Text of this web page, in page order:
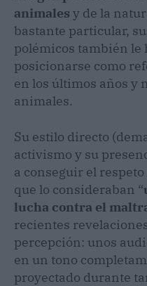
animales y de la
bastante particular,
polémicos también le
posicionarse como
en los últimos años y
animales.
Su estilo directo
activismo y su
a conseguir el
que lo consideraban “
lucha contra el
recientes
percepción: unos
en un tono
proyectado durante